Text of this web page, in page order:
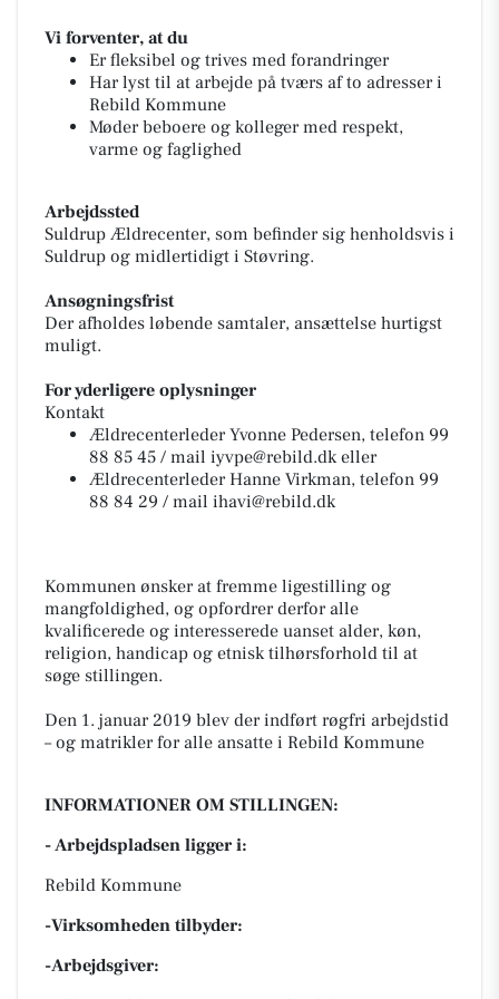
Vi forventer, at du
Er fleksibel og trives med forandringer
Har lyst til at arbejde på tværs af to adresser i
Rebild Kommune
Møder beboere og kolleger med respekt,
varme og faglighed
Arbejdssted
Suldrup Ældrecenter, som befinder sig henholdsvis i
Suldrup og midlertidigt i Støvring.
Ansøgningsfrist
Der afholdes løbende samtaler, ansættelse hurtigst
muligt.
For yderligere oplysninger
Kontakt
Ældrecenterleder Yvonne Pedersen, telefon 99
88 85 45 / mail iyvpe@rebild.dkeller
Ældrecenterleder Hanne Virkman, telefon 99
88 84 29 / mail ihavi@rebild.dk
Kommunen ønsker at fremme ligestilling og
mangfoldighed, og opfordrer derfor alle
kvalificerede og interesserede uanset alder, køn,
religion, handicap og etnisk tilhørsforhold til at
søge stillingen.
Den 1. januar 2019 blev der indført røgfri arbejdstid
– og matrikler for alle ansatte i Rebild Kommune
INFORMATIONER OM STILLINGEN:
- Arbejdspladsen ligger i:
Rebild Kommune
-Virksomheden tilbyder:
-Arbejdsgiver: